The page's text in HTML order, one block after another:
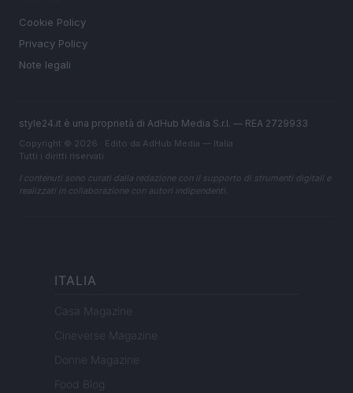
Cookie Policy
Privacy Policy
Note legali
style24.it è una proprietà di AdHub Media S.r.l. — REA 2729933
Copyright © 2026 · Edito da AdHub Media — Italia
Tutti i diritti riservati
I contenuti sono curati dalla redazione con il supporto di strumenti digitali e
realizzati in collaborazione con autori indipendenti.
ITALIA
Casa Magazine
Cineverse Magazine
Donne Magazine
Food Blog